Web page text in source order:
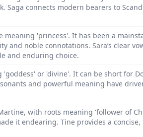
Saga connects modern bearers to
meaning 'princess'. It has been a
and noble connotations. Sara’s clear
and enduring choice.
or 'divine'. It can be short for
and powerful meaning have
with roots meaning 'follower of
it endearing. Tine provides a